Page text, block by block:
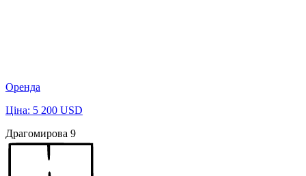
Оренда
Ціна: 5 200 USD
Драгомирова 9